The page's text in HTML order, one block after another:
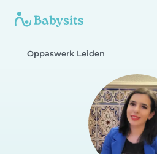
Oppaswerk Leiden